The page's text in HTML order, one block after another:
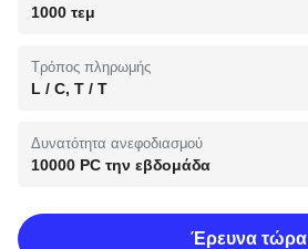
1000 τεμ
Τρόπος πληρωμής
L / C, T / T
Δυνατότητα ανεφοδιασμού
10000 PC την εβδομάδα
Έρευνα τώρα